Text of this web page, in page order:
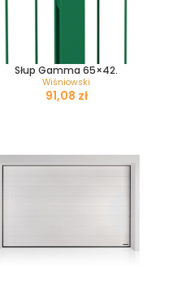
Słup Gamma 65×42.
Wiśniowski
zł